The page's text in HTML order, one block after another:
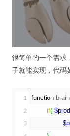
很简单的一个需求
子就能实现，代码
1
2
3
function
if(